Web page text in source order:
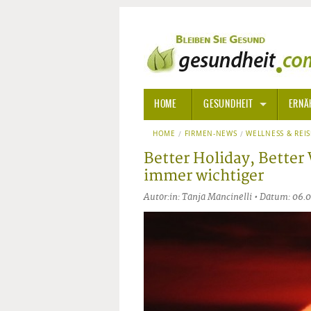
HOME GESUNDHEIT
ALLGEMEINE
ALTERNATIVE HEILWEISEN
ALTERNATIVE MEDIZIN
KRANKHEITEN VON A-Z
HOME FIRMEN-NEWS WELLNESS &
Better Holiday, Better
immer wichtiger
Autor:in: Tanja Mancinelli • Datum: